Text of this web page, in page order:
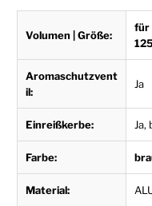
Volumen | Größe:
für
Aromaschutzvent
il:
Ja
Einreißkerbe:
Farbe:
Material: